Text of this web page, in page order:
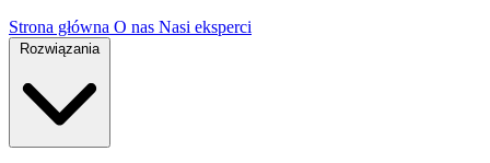
Strona główna O nas Nasi eksperci
Rozwiązania